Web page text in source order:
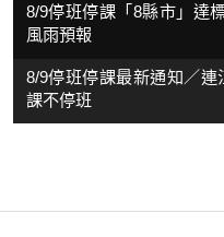
8/9停班停課「8縣市」達
風雨預報
8/9停班停課最新通知／
課不停班